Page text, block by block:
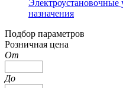
Электроустановочные
назначения
Подбор параметров
Розничная цена
От
До